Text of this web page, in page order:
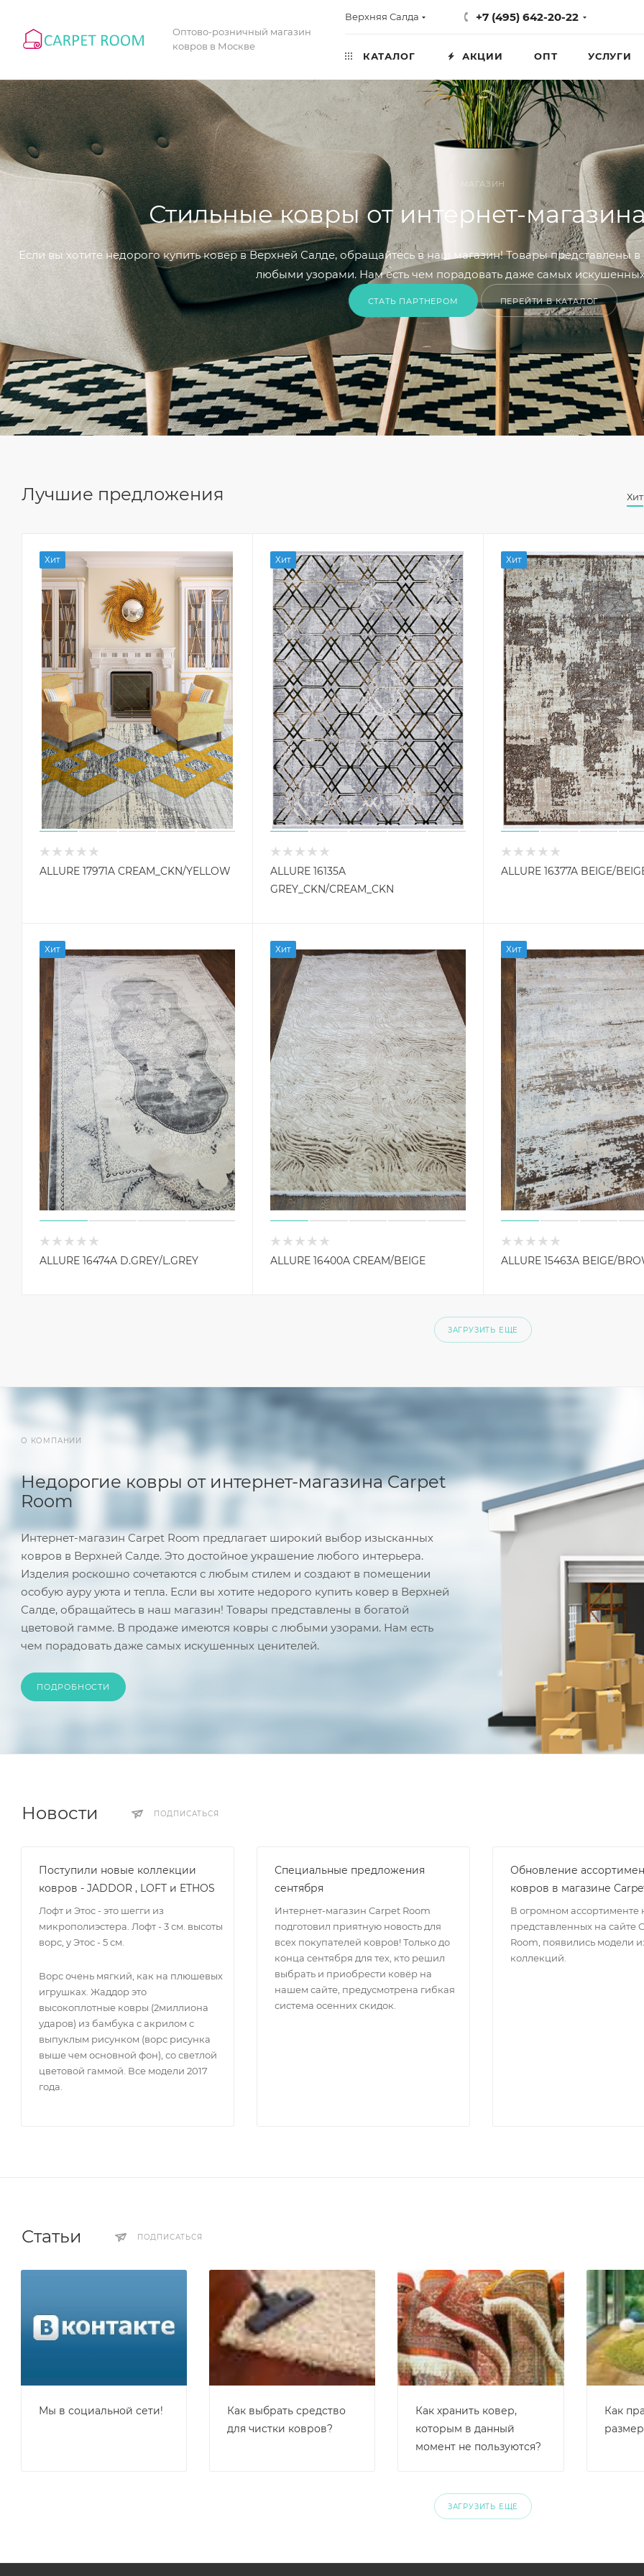
Оптово-розничный магазин
ковров в Москве
Верхняя Салда +7 (495) 642-20-22
КАТАЛОГ АКЦИИ ОПТ УСЛУГИ
МАГАЗИН
Стильные ковры от интернет-
Если вы хотите недорого купить ковер в Верхней Салде, обращайтесь в наш магазин! Товары представлены
любыми узорами. Нам есть чем порадовать даже самых
СТАТЬ ПАРТНЕРОМ ПЕРЕЙТИ В КАТАЛОГ
Лучшие предложения Хит
Хит
ALLURE 17971A CREAM_CKN/YELLOW
Хит
ALLURE 16135A
GREY_CKN/CREAM_CKN
Хит
ALLURE 16377A BEIGE/
Хит
ALLURE 16474A D.GREY/L.GREY
Хит
ALLURE 16400A CREAM/BEIGE
Хит
ALLURE 15463A BEIGE/
ЗАГРУЗИТЬ ЕЩЕ
О КОМПАНИИ
Недорогие ковры от интернет-магазина Carpet
Room
Интернет-магазин Carpet Room предлагает широкий выбор изысканных
ковров в Верхней Салде. Это достойное украшение любого интерьера.
Изделия роскошно сочетаются с любым стилем и создают в помещении
особую ауру уюта и тепла. Если вы хотите недорого купить ковер в Верхней
Салде, обращайтесь в наш магазин! Товары представлены в богатой
цветовой гамме. В продаже имеются ковры с любыми узорами. Нам есть
чем порадовать даже самых искушенных ценителей.
ПОДРОБНОСТИ
Новости ПОДПИСАТЬСЯ
Поступили новые коллекции
ковров - JADDOR , LOFT и ETHOS
Лофт и Этос - это шегги из
микрополиэстера. Лофт - 3 см. высоты
ворс, у Этос - 5 см.
Ворс очень мягкий, как на плюшевых
игрушках. Жаддор это
высокоплотные ковры (2миллиона
ударов) из бамбука с акрилом с
выпуклым рисунком (ворс рисунка
выше чем основной фон), со светлой
цветовой гаммой. Все модели 2017
года.
Специальные предложения
сентября
Интернет-магазин Carpet Room
подготовил приятную новость для
всех покупателей ковров! Только до
конца сентября для тех, кто решил
выбрать и приобрести ковёр на
нашем сайте, предусмотрена гибкая
система осенних скидок.
Обновление
ковров в магазине
В огромном ассортименте
представленных на сайте
Room, появились модели
коллекций.
Статьи ПОДПИСАТЬСЯ
Мы в социальной сети!
Как выбрать средство
для чистки ковров?
Как хранить ковер,
которым в данный
момент не пользуются?
Как
ЗАГРУЗИТЬ ЕЩЕ